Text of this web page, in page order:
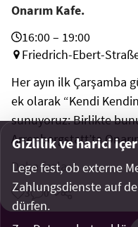
Onarım Kafe.
16:00 – 19:00
Friedrich-Ebert-
Her ayın ilk Çarşamba
ek olarak “Kendi
sunuyoruz: Birlikte
Arrenbergstatt’ta
Daha fazla
3 0
Gizlilik ve harici
Lege fest, ob externe
Zahlungsdienste auf
dürfen.